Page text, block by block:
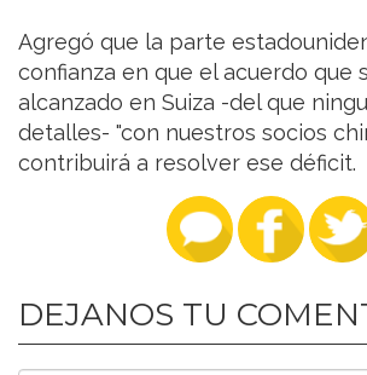
Agregó que la parte
confianza en que el acuerdo que
alcanzado en Suiza -del que
detalles- "con nuestros socios
contribuirá a resolver ese déficit.
DEJANOS TU